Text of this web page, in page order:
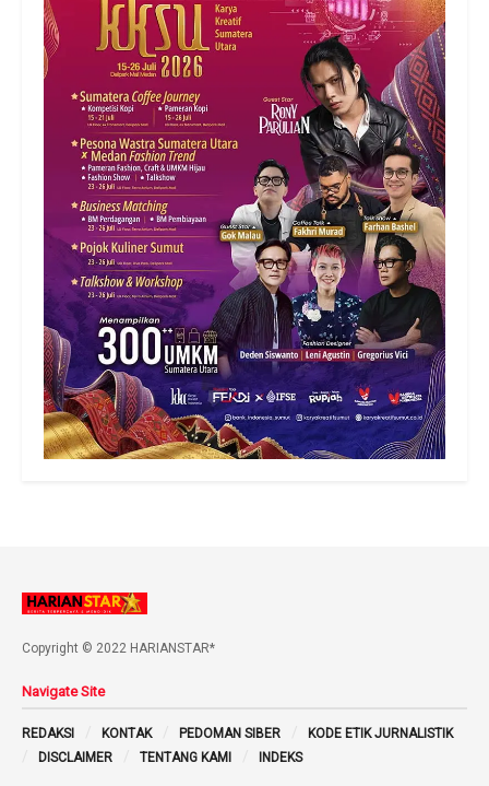
Copyright © 2022 HARIANSTAR*
Navigate Site
REDAKSI KONTAK PEDOMAN SIBER
KODE ETIK JURNALISTIK
DISCLAIMER
TENTANG KAMI INDEKS